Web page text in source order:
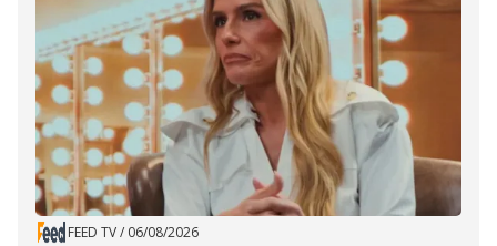
FEED TV/ 06/08/2026